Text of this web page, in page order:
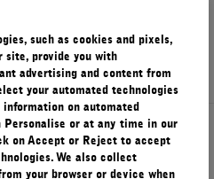
such as cookies and pixels,
provide you with
advertising and content from
your automated technologies
on automated
or at any time in our
on Accept or Reject to accept
We also collect
your browser or device when